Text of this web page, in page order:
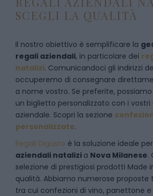
SCEGLI LA QUALITÀ
Il nostro obiettivo è semplificare la
regali aziendali, in particolare dei
natalizi. Comunicandoci gli indirizzi
occuperemo di consegnare
a nome vostro. Se preferite,
un biglietto personalizzato con i vostri
aziendale. Scopri la sezione
personalizzate.
Regali Digusto è la soluzione ideale
aziendali natalizi a Nova Milanese.
selezione di prestigiosi prodotti Made
qualità. Abbiamo numerose proposte
tra cui confezioni di vino, panettone